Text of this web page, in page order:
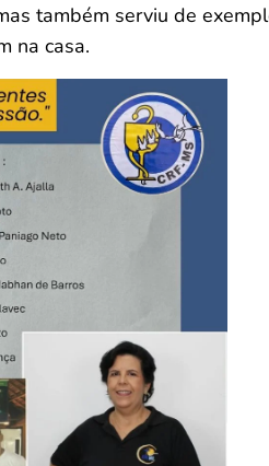
também serviu de
na casa.